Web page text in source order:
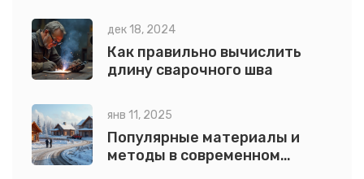
сварочных работ.дек 18, 2024
Как правильно вычислить
длину сварочного шва
янв 11, 2025
Популярные материалы и
методы в современном